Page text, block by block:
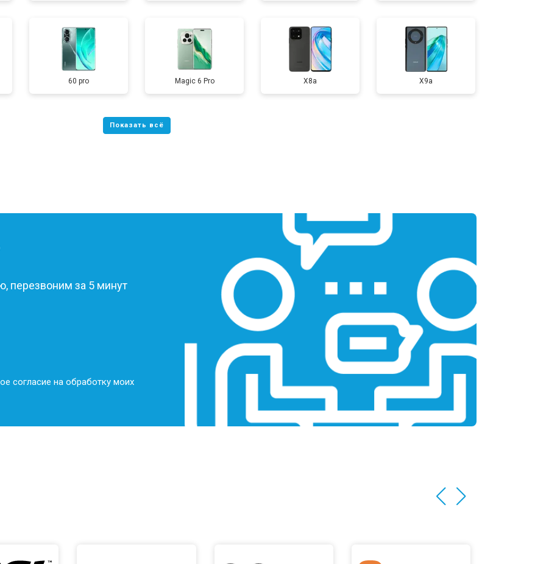
от 60 мин от 1400 ₽ Заказать
60 pro Magic 6 Pro X8a X9a
перезвоним за 5 минут
согласие на обработку моих